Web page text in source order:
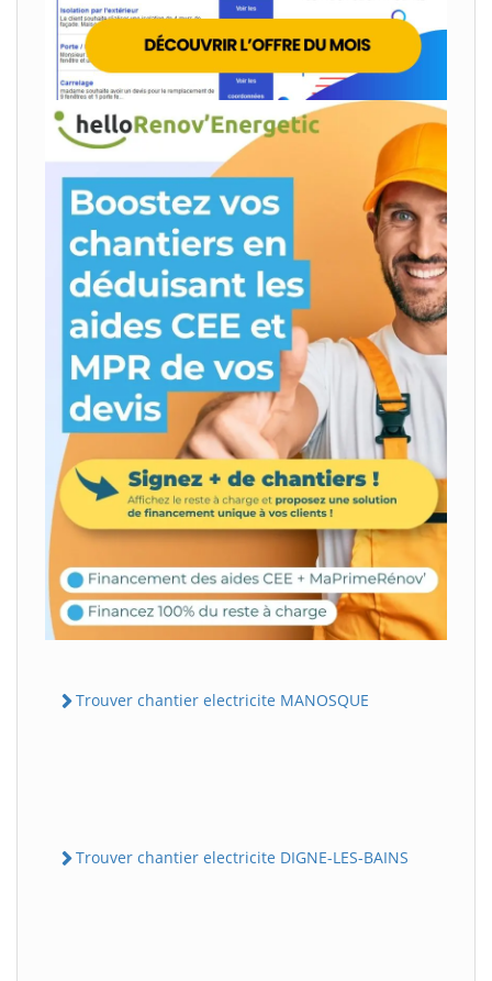
Trouver chantier electricite MANOSQUE
Trouver chantier electricite DIGNE-LES-BAINS